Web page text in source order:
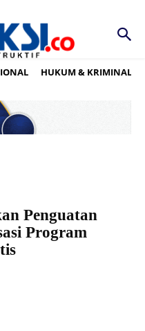
HUKUM & KRIMINAL
Penguatan
Program